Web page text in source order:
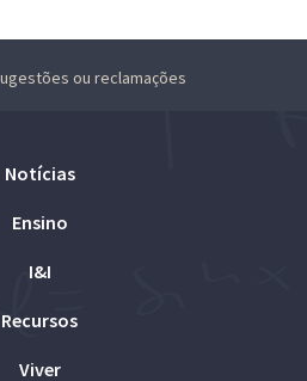
ou reclamações
Notícias
Ensino
I&I
Recursos
Viver